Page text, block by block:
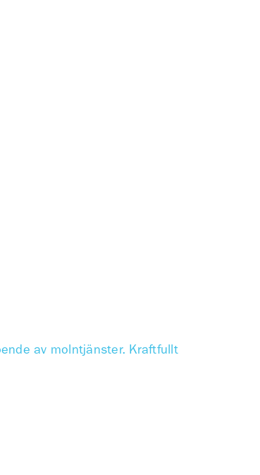
av molntjänster. Kraftfullt